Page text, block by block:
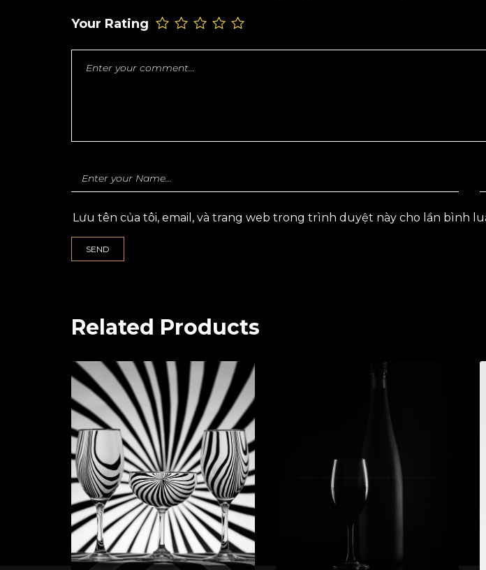
Your Rating
Lưu tên của tôi, email, và trang web trong trình duyệt này cho lần bình
Related Products